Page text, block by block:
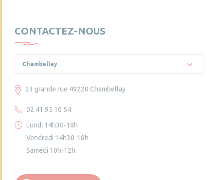
CONTACTEZ-NOUS
Chambellay
23 grande rue 49220 Chambellay
02 41 95 10 54
Lundi 14h30-18h
Vendredi 14h30-18h
Samedi 10h-12h